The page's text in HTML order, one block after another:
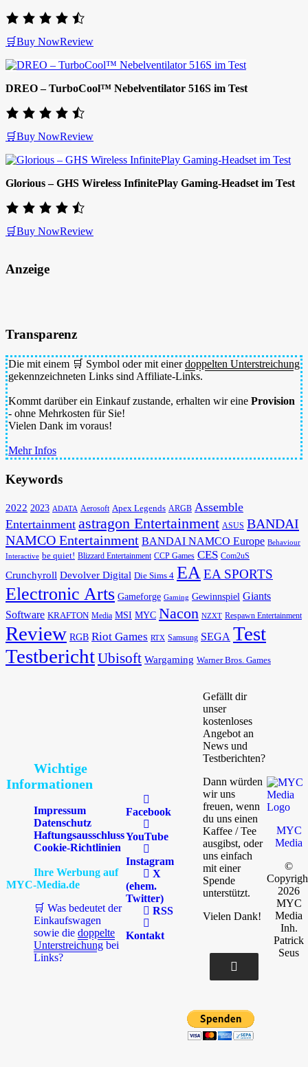
🛒Buy NowReview
DREO – TurboCool™ Nebelventilator 516S im Test
🛒Buy NowReview
Glorious – GHS Wireless InfinitePlay Gaming-Headset im Test
🛒Buy NowReview
Anzeige
Transparenz
Die mit einem 🛒 Symbol oder mit einerdoppelten Unterstreichung
gekennzeichneten Links sind Affiliate-Links.
Kommt darüber ein Einkauf zustande, erhalten wir eine Provision
- ohne Mehrkosten für Sie!
Vielen Dank im voraus!
Mehr Infos
Keywords
2022 2023 ADATA Aerosoft Apex Legends ARGB Assemble
Entertainment astragon Entertainment ASUS BANDAI
NAMCO Entertainment BANDAI NAMCO Europe Behaviour
Interactive be quiet! Blizzard Entertainment CCP Games CES Com2uS
Crunchyroll Devolver Digital Die Sims 4 EAEA SPORTS
Electronic Arts Gameforge Gaming Gewinnspiel Giants
Software KRAFTON Media MSI MYC Nacon NZXT Respawn Entertainment
Review RGB Riot Games RTX Samsung SEGA Test
TestberichtUbisoft Wargaming Warner Bros. Games
Wichtige
Informationen
Impressum
Datenschutz
Haftungsausschluss
Cookie-Richtlinien
Ihre Werbung auf
MYC-Media.de
🛒 Was bedeutet der
Einkaufswagen
sowie die doppelte
Unterstreichung bei
Links?
Facebook
YouTube
Instagram
X
(ehem.
Twitter)
RSS
Kontakt
Gefällt dir
unser
kostenloses
Angebot an
News und
Testberichten?
Dann würden
wir uns
freuen, wenn
du uns einen
Kaffee / Tee
ausgibst, oder
uns einfach
mit einer
Spende
unterstützt.
Vielen Dank!
MYC
Media
©
2026
MYC
Media
Inh.
Patrick
Seus